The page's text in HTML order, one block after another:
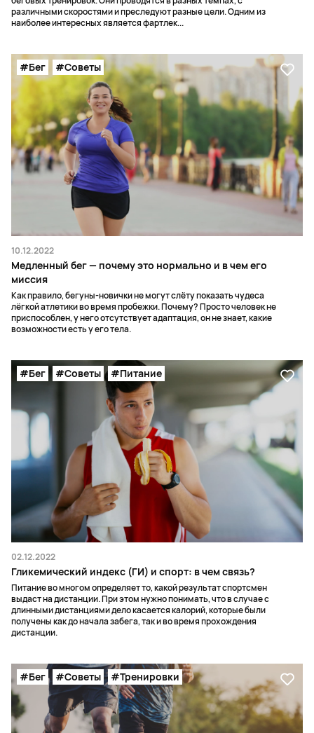
различными скоростями и преследуют разные цели. Одним из
наиболее интересных является фартлек...
#Бег #Советы
10.12.2022
Медленный бег — почему это нормально и в чем его
миссия
Как правило, бегуны-новички не могут слёту показать чудеса
лёгкой атлетики во время пробежки. Почему? Просто человек не
приспособлен, у него отсутствует адаптация, он не знает, какие
возможности есть у его тела.
#Бег #Советы #Питание
02.12.2022
Гликемический индекс (ГИ) и спорт: в чем связь?
Питание во многом определяет то, какой результат спортсмен
выдаст на дистанции. При этом нужно понимать, что в случае с
длинными дистанциями дело касается калорий, которые были
получены как до начала забега, так и во время прохождения
дистанции.
#Бег #Советы #Тренировки